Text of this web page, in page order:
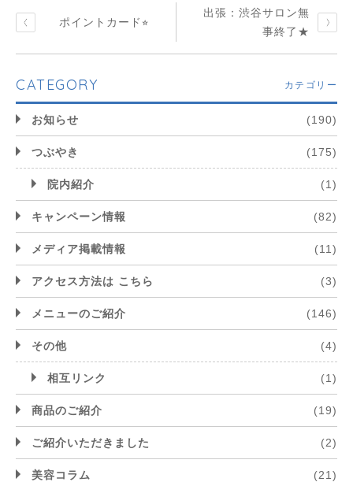
ポイントカード⭐︎
出張：渋谷サロン無
事終了★
CATEGORY カテゴリー
お知らせ (190)
つぶやき (175)
院内紹介 (1)
キャンペーン情報 (82)
メディア掲載情報 (11)
アクセス方法は こちら (3)
メニューのご紹介 (146)
その他 (4)
相互リンク (1)
商品のご紹介 (19)
ご紹介いただきました (2)
美容コラム (21)